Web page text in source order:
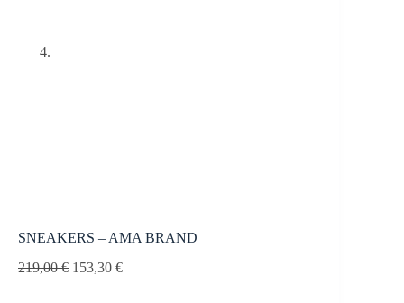
SNEAKERS – AMA BRAND
219,00€ 153,30 €